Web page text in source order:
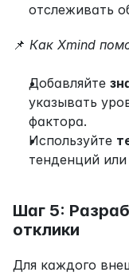
отслеживать
📌 Как Xmind
Добавляйте
указывать
фактора.
Используйте
тенденций
Шаг 5:
отклики